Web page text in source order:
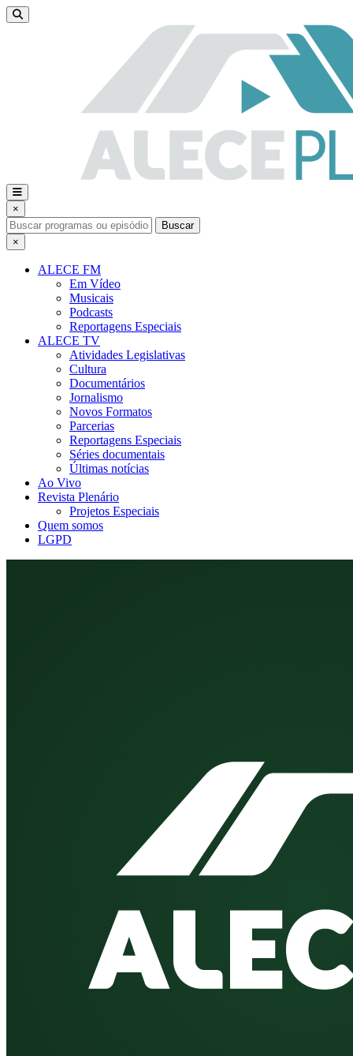
×
Buscar
×
ALECE FM
Em Vídeo
Musicais
Podcasts
Reportagens Especiais
ALECE TV
Atividades Legislativas
Cultura
Documentários
Jornalismo
Novos Formatos
Parcerias
Reportagens Especiais
Séries documentais
Últimas notícias
Ao Vivo
Revista Plenário
Projetos Especiais
Quem somos
LGPD